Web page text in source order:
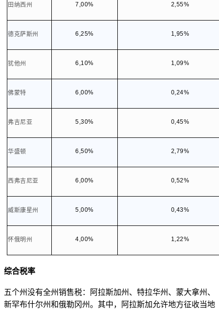
田纳西州 7,00% 2,55%
德克萨斯州 6,25% 1,95%
犹他州 6,10% 1,09%
佛蒙特 6,00% 0,24%
弗吉尼亚 5,30% 0,45%
华盛顿 6,50% 2,79%
西弗吉尼亚 6,00% 0,52%
威斯康星州 5,00% 0,43%
怀俄明州 4,00% 1,22%
综合税率
五个州没有全州销售税：阿拉斯加州、特拉华州、蒙大拿州、
新罕布什尔州和俄勒冈州。其中，阿拉斯加允许地方征收当地